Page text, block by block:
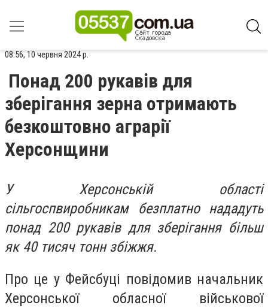
08:56, 10 червня 2024 р.
Понад 200 рукавів для
зберігання зерна отримають
безкоштовно аграрії
Херсонщини
У Херсонській області
сільгоспвиробникам безплатно нададуть
понад 200 рукавів для зберігання більш
як 40 тисяч тонн збіжжя.
Про це у Фейсбуці повідомив начальник
Херсонської обласної військової